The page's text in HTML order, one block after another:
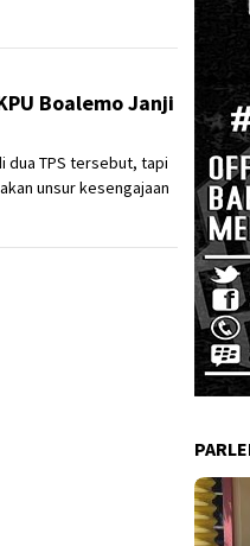
Boalemo Janji
dua TPS tersebut, tapi
unsur kesengajaan